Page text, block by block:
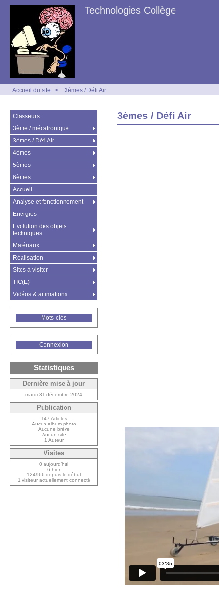
Technologies Collège
Accueil du site > 3èmes / Défi Air
3èmes / Défi Air
Classeurs
3ème / mécatronique
3èmes / Défi Air
4èmes
5èmes
6èmes
Accueil
Analyse et fonctionnement
Energies
Evolution des objets
techniques
Matériaux
Réalisation
Sites à visiter
TIC(E)
Vidéos & animations
Mots-clés
Connexion
Statistiques
Dernière mise à jour
mardi 31 décembre 2024
Publication
147 Articles
Aucun album photo
Aucune brève
Aucun site
1 Auteur
Visites
0 aujourd’hui
6 hier
124966 depuis le début
1 visiteur actuellement connecté